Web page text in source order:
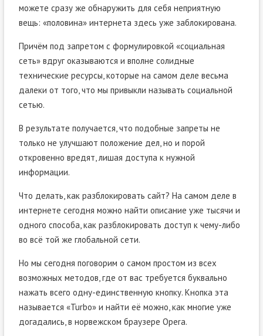
можете сразу же обнаружить для себя неприятную
вещь: «половина» интернета здесь уже заблокирована.
Причём под запретом с формулировкой «социальная
сеть» вдруг оказываются и вполне солидные
технические ресурсы, которые на самом деле весьма
далеки от того, что мы привыкли называть социальной
сетью.
В результате получается, что подобные запреты не
только не улучшают положение дел, но и порой
откровенно вредят, лишая доступа к нужной
информации.
Что делать, как разблокировать сайт? На самом деле в
интернете сегодня можно найти описание уже тысячи и
одного способа, как разблокировать доступ к чему-либо
во всё той же глобальной сети.
Но мы сегодня поговорим о самом простом из всех
возможных методов, где от вас требуется буквально
нажать всего одну-единственную кнопку. Кнопка эта
называется «Turbo» и найти её можно, как многие уже
догадались, в норвежском браузере Opera.